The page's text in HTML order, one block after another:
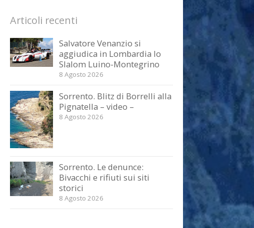
Articoli recenti
Salvatore Venanzio si
aggiudica in Lombardia lo
Slalom Luino-Montegrino
8 Agosto 2026
Sorrento. Blitz di Borrelli alla
Pignatella – video –
8 Agosto 2026
Sorrento. Le denunce:
Bivacchi e rifiuti sui siti
storici
8 Agosto 2026